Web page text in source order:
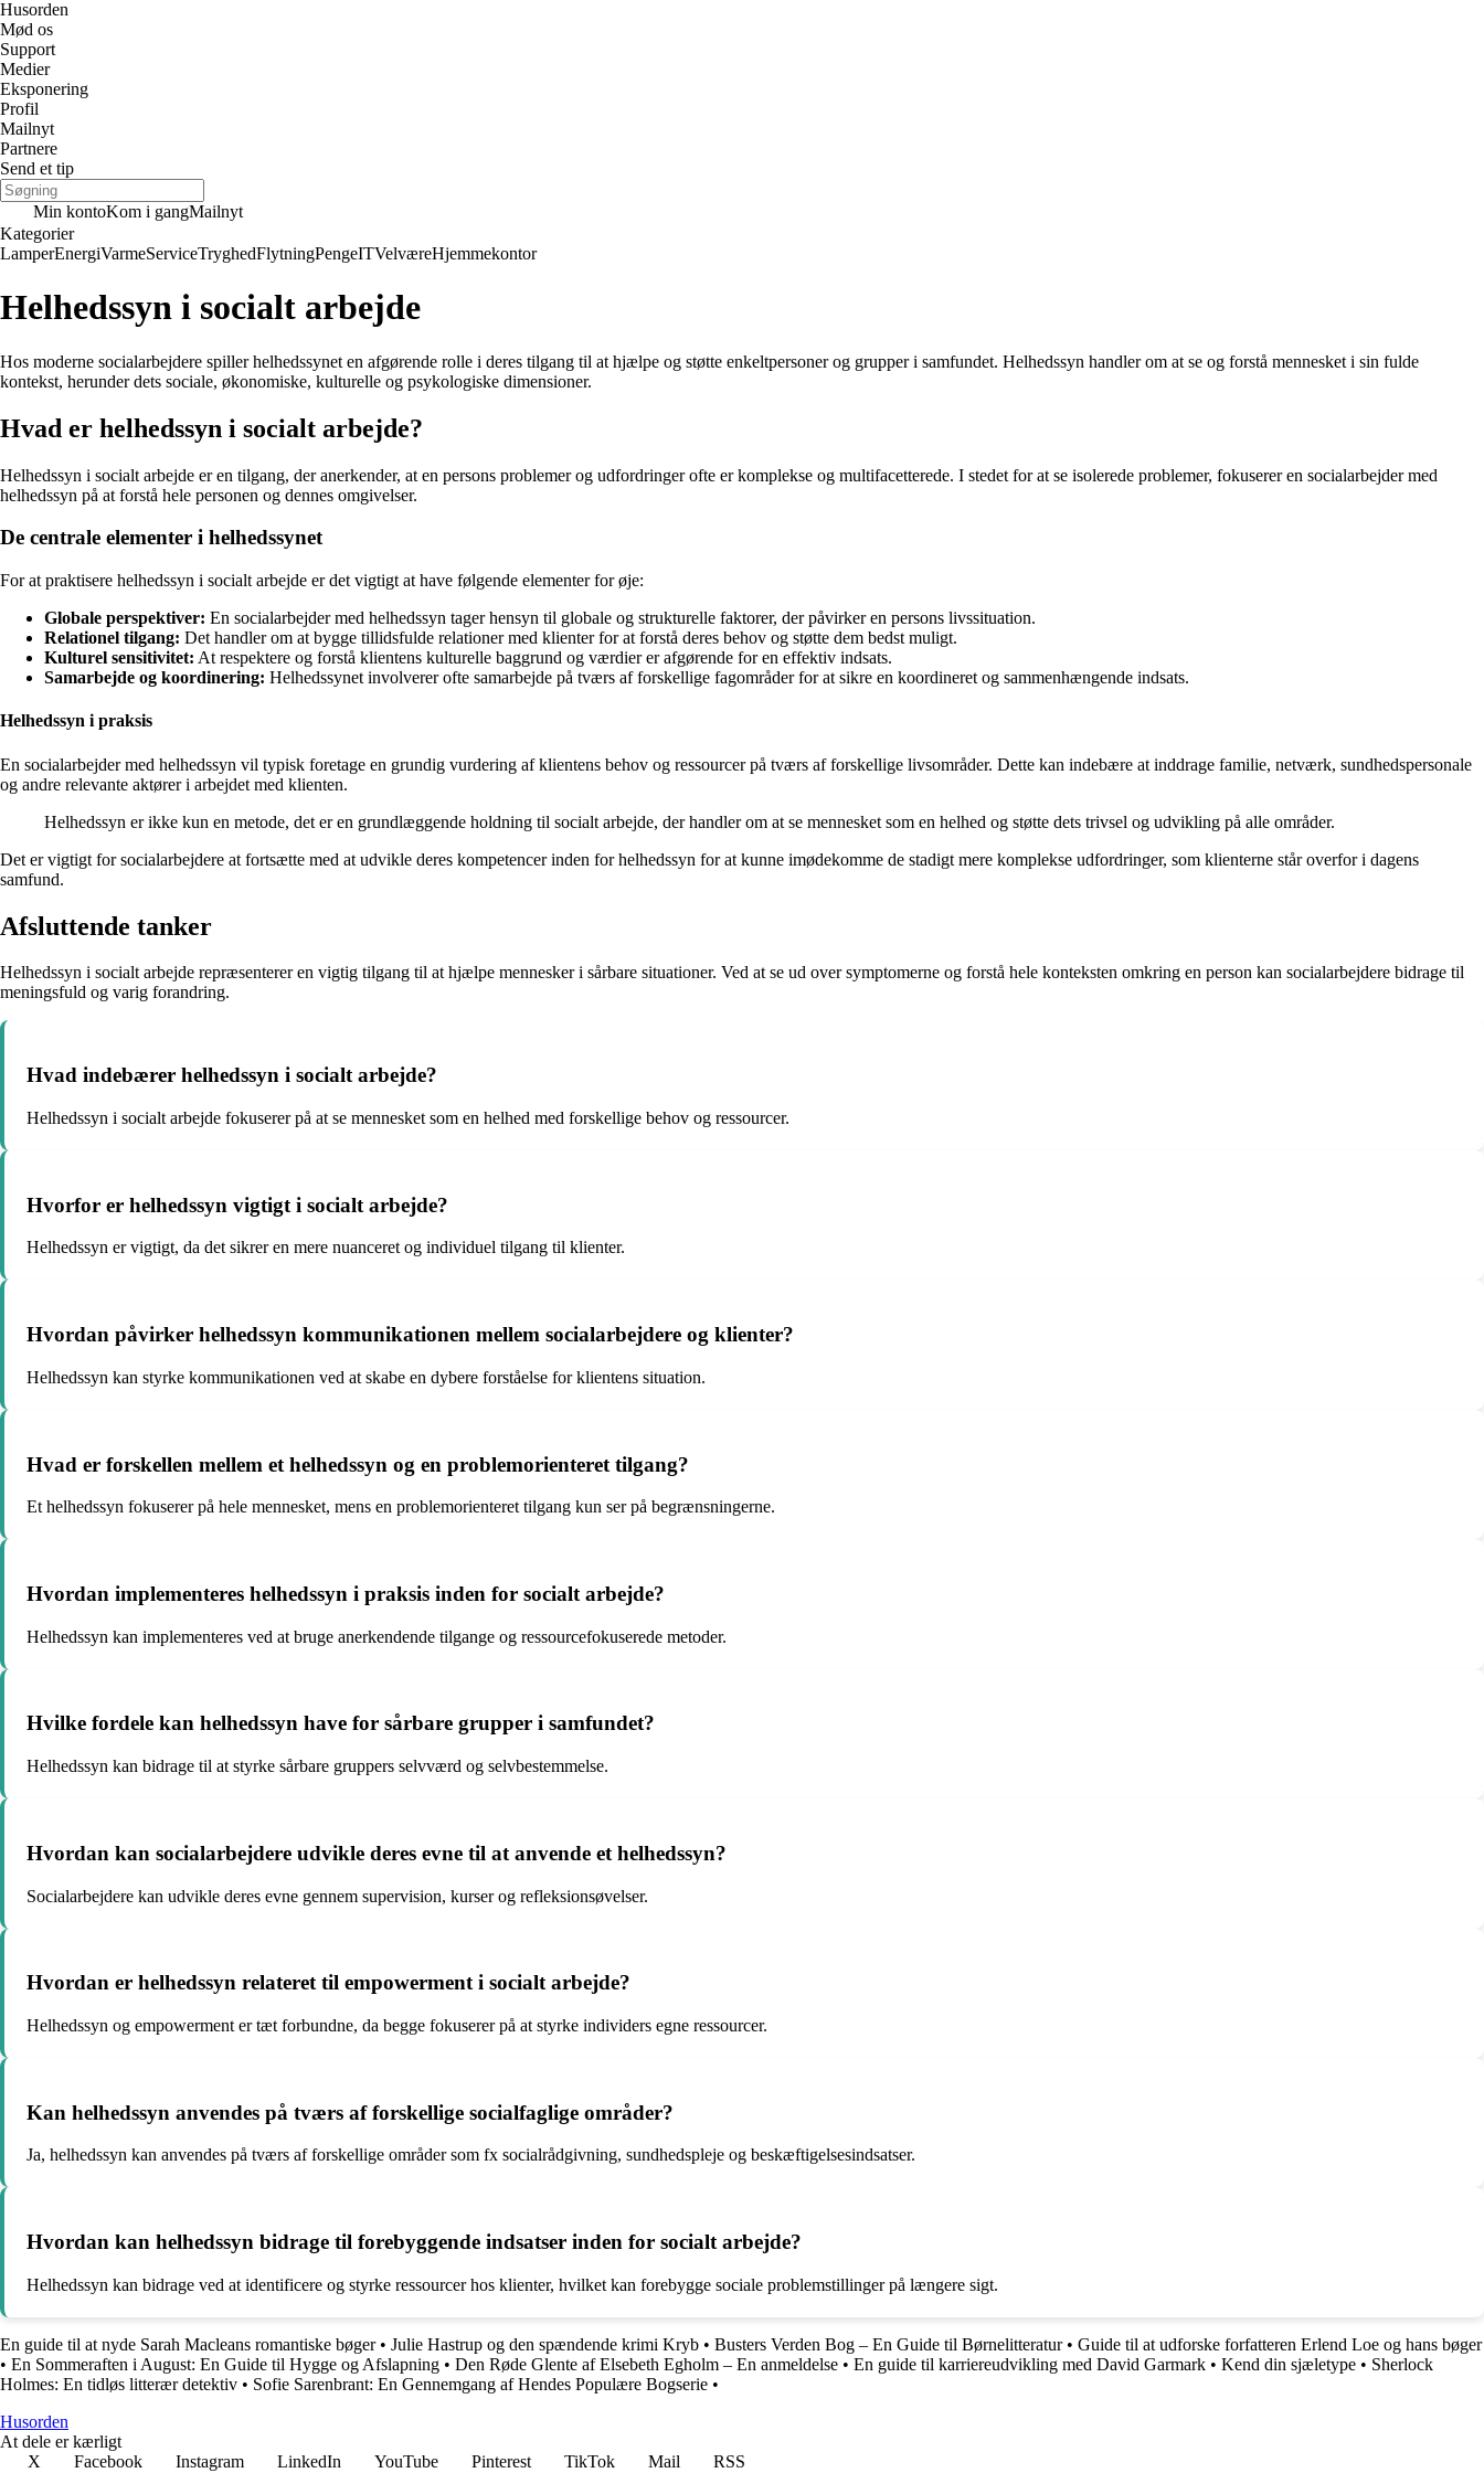
Husorden
Mød os
Support
Medier
Eksponering
Profil
Mailnyt
Partnere
Send et tip
Min kontoKom i gangMailnyt
Kategorier
LamperEnergiVarmeServiceTryghedFlytningPengeITVelværeHjemmekontor
Helhedssyn i socialt arbejde
Hos moderne socialarbejdere spiller helhedssynet en afgørende rolle i deres tilgang til at hjælpe og støtte enkeltpersoner og grupper i samfundet. Helhedssyn handler om at se og forstå mennesket i sin fulde
kontekst, herunder dets sociale, økonomiske, kulturelle og psykologiske dimensioner.
Hvad er helhedssyn i socialt arbejde?
Helhedssyn i socialt arbejde er en tilgang, der anerkender, at en persons problemer og udfordringer ofte er komplekse og multifacetterede. I stedet for at se isolerede problemer, fokuserer en socialarbejder med
helhedssyn på at forstå hele personen og dennes omgivelser.
De centrale elementer i helhedssynet
For at praktisere helhedssyn i socialt arbejde er det vigtigt at have følgende elementer for øje:
Globale perspektiver: En socialarbejder med helhedssyn tager hensyn til globale og strukturelle faktorer, der påvirker en persons livssituation.
Relationel tilgang: Det handler om at bygge tillidsfulde relationer med klienter for at forstå deres behov og støtte dem bedst muligt.
Kulturel sensitivitet: At respektere og forstå klientens kulturelle baggrund og værdier er afgørende for en effektiv indsats.
Samarbejde og koordinering: Helhedssynet involverer ofte samarbejde på tværs af forskellige fagområder for at sikre en koordineret og sammenhængende indsats.
Helhedssyn i praksis
En socialarbejder med helhedssyn vil typisk foretage en grundig vurdering af klientens behov og ressourcer på tværs af forskellige livsområder. Dette kan indebære at inddrage familie, netværk, sundhedspersonale
og andre relevante aktører i arbejdet med klienten.
Helhedssyn er ikke kun en metode, det er en grundlæggende holdning til socialt arbejde, der handler om at se mennesket som en helhed og støtte dets trivsel og udvikling på alle områder.
Det er vigtigt for socialarbejdere at fortsætte med at udvikle deres kompetencer inden for helhedssyn for at kunne imødekomme de stadigt mere komplekse udfordringer, som klienterne står overfor i dagens
samfund.
Afsluttende tanker
Helhedssyn i socialt arbejde repræsenterer en vigtig tilgang til at hjælpe mennesker i sårbare situationer. Ved at se ud over symptomerne og forstå hele konteksten omkring en person kan socialarbejdere bidrage til
meningsfuld og varig forandring.
Hvad indebærer helhedssyn i socialt arbejde?
Helhedssyn i socialt arbejde fokuserer på at se mennesket som en helhed med forskellige behov og ressourcer.
Hvorfor er helhedssyn vigtigt i socialt arbejde?
Helhedssyn er vigtigt, da det sikrer en mere nuanceret og individuel tilgang til klienter.
Hvordan påvirker helhedssyn kommunikationen mellem socialarbejdere og klienter?
Helhedssyn kan styrke kommunikationen ved at skabe en dybere forståelse for klientens situation.
Hvad er forskellen mellem et helhedssyn og en problemorienteret tilgang?
Et helhedssyn fokuserer på hele mennesket, mens en problemorienteret tilgang kun ser på begrænsningerne.
Hvordan implementeres helhedssyn i praksis inden for socialt arbejde?
Helhedssyn kan implementeres ved at bruge anerkendende tilgange og ressourcefokuserede metoder.
Hvilke fordele kan helhedssyn have for sårbare grupper i samfundet?
Helhedssyn kan bidrage til at styrke sårbare gruppers selvværd og selvbestemmelse.
Hvordan kan socialarbejdere udvikle deres evne til at anvende et helhedssyn?
Socialarbejdere kan udvikle deres evne gennem supervision, kurser og refleksionsøvelser.
Hvordan er helhedssyn relateret til empowerment i socialt arbejde?
Helhedssyn og empowerment er tæt forbundne, da begge fokuserer på at styrke individers egne ressourcer.
Kan helhedssyn anvendes på tværs af forskellige socialfaglige områder?
Ja, helhedssyn kan anvendes på tværs af forskellige områder som fx socialrådgivning, sundhedspleje og beskæftigelsesindsatser.
Hvordan kan helhedssyn bidrage til forebyggende indsatser inden for socialt arbejde?
Helhedssyn kan bidrage ved at identificere og styrke ressourcer hos klienter, hvilket kan forebygge sociale problemstillinger på længere sigt.
En guide til at nyde Sarah Macleans romantiske bøger• Julie Hastrup og den spændende krimi Kryb • Busters Verden Bog – En Guide til Børnelitteratur• Guide til at udforske forfatteren Erlend Loe og hans bøger
• En Sommeraften i August: En Guide til Hygge og Afslapning • Den Røde Glente af Elsebeth Egholm – En anmeldelse • En guide til karriereudvikling med David Garmark • Kend din sjæletype • Sherlock
Holmes: En tidløs litterær detektiv • Sofie Sarenbrant: En Gennemgang af Hendes Populære Bogserie •
Husorden
At dele er kærligt
X
Facebook Instagram LinkedIn YouTube Pinterest TikTok Mail RSS